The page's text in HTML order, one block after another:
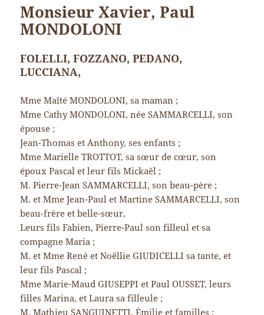
Monsieur Xavier, Paul
MONDOLONI
FOLELLI, FOZZANO, PEDANO,
LUCCIANA,
Mme Maïté MONDOLONI, sa maman ;
Mme Cathy MONDOLONI, née SAMMARCELLI, son
épouse ;
Jean-Thomas et Anthony, ses enfants ;
Mme Marielle TROTTOT, sa sœur de cœur, son
époux Pascal et leur fils Mickaël ;
M. Pierre-Jean SAMMARCELLI, son beau-père ;
M. et Mme Jean-Paul et Martine SAMMARCELLI, son
beau-frère et belle-sœur,
Leurs fils Fabien, Pierre-Paul son filleul et sa
compagne Maria ;
M. et Mme René et Noëllie GIUDICELLI sa tante, et
leur fils Pascal ;
Mme Marie-Maud GIUSEPPI et Paul OUSSET, leurs
filles Marina, et Laura sa filleule ;
M. Mathieu SANGUINETTI, Émilie et familles ;